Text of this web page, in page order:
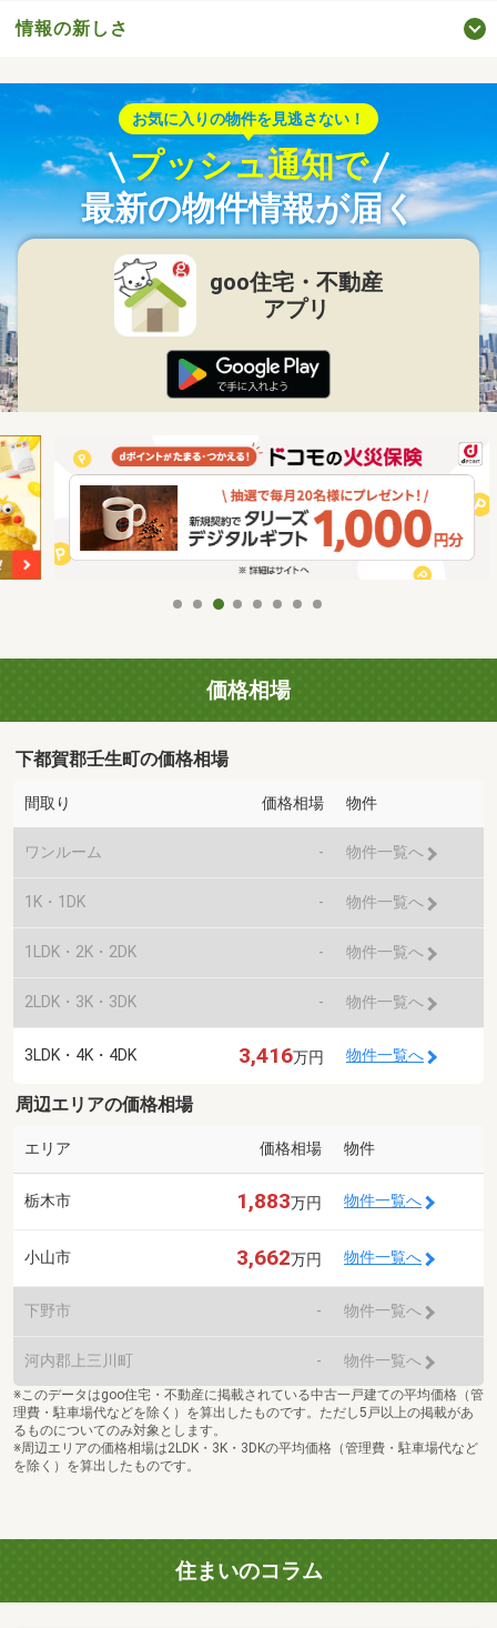
情報の新しさ
お気に入りの物件を見逃さない！
プッシュ通知で
最新の物件情報が届く
goo住宅・不動産
アプリ
価格相場
下都賀郡壬生町の価格相場
間取り 価格相場 物件
ワンルーム - 物件一覧へ
1K・1DK - 物件一覧へ
1LDK・2K・2DK - 物件一覧へ
2LDK・3K・3DK - 物件一覧へ
3LDK・4K・4DK 3,416万円 物件一覧へ
周辺エリアの価格相場
エリア 価格相場 物件
栃木市 1,883万円 物件一覧へ
小山市 3,662万円 物件一覧へ
下野市 - 物件一覧へ
河内郡上三川町 - 物件一覧へ
※このデータはgoo住宅・不動産に掲載されている中古一戸建ての平均価格（管
理費・駐車場代などを除く）を算出したものです。ただし5戸以上の掲載があ
るものについてのみ対象とします。
※周辺エリアの価格相場は2LDK・3K・3DKの平均価格（管理費・駐車場代など
を除く）を算出したものです。
住まいのコラム